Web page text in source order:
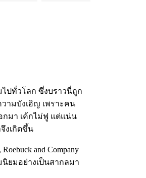
ปทั่วโลก ซึ่งบราวนี่ถูก
ามบังเอิญ เพราะคน
กมา เค้กไม่ฟู แต่แน่น
งเกิดขึ้น
and Company
นิยมอย่างเป็นสากลมา